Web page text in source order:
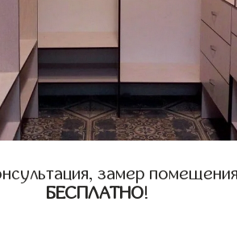
замер
БЕСПЛАТНО!